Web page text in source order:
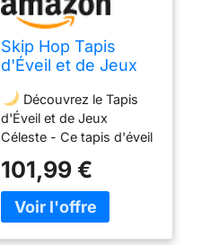
Skip Hop Tapis
d'Éveil et de Jeux
Céleste dès la
Naissance - Jouets,
Peluche, Animaux
Suspendus & Miroir
Amovible - Tapis de
Jeu et d'Éveil -
Musique, Sons,
Texture &
Découvrez le Tapis
d'Éveil et de Jeux
Céleste - Ce tapis d'éveil
et d'activité
indispensable pour l'éveil
de votre enfant. Il
101,99 €